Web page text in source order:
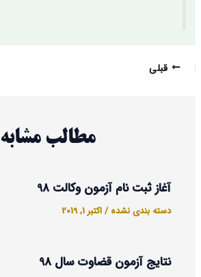
قبلی
مطالب مشابه
آغاز ثبت نام آزمون وکالت 98
دسته بندی نشده /اکتبر 1, 2019
نتایج آزمون قضاوت سال 98